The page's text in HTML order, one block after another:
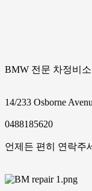
BMW 전문 차정비
14/233 Osborne
0488185620
언제든 편히 연락주